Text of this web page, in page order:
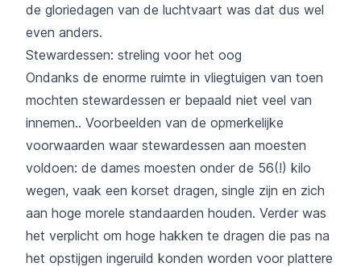
de gloriedagen van de luchtvaart was dat dus wel
even anders.
Stewardessen: streling voor het oog
Ondanks de enorme ruimte in vliegtuigen van toen
mochten stewardessen er bepaald niet veel van
innemen.. Voorbeelden van de opmerkelijke
voorwaarden waar stewardessen aan moesten
voldoen: de dames moesten onder de 56(!) kilo
wegen, vaak een korset dragen, single zijn en zich
aan hoge morele standaarden houden. Verder was
het verplicht om hoge hakken te dragen die pas na
het opstijgen ingeruild konden worden voor plattere